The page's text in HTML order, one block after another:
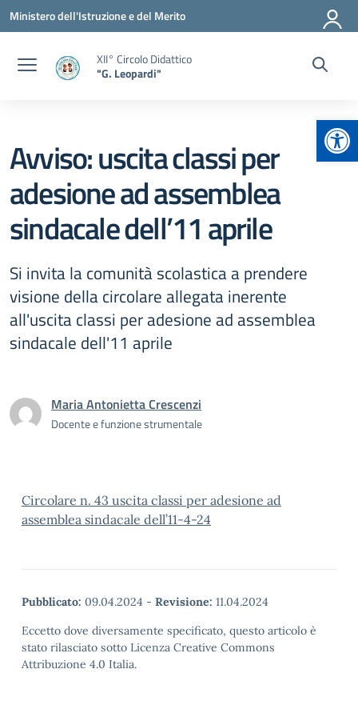
Vai ai contenuti
Vai al menu di navigazione
Vai al footer
Ministero dell'Istruzione e del Merito
XII° Circolo Didattico
"G. Leopardi"
Avviso: uscita classi per
adesione ad assemblea
sindacale dell’11 aprile
Si invita la comunità scolastica a prendere
visione della circolare allegata inerente
all'uscita classi per adesione ad assemblea
sindacale dell'11 aprile
Maria Antonietta Crescenzi
Docente e funzione strumentale
Circolare n. 43 uscita classi per adesione ad
assemblea sindacale dell’11-4-24
Pubblicato: 09.04.2024 - Revisione: 11.04.2024
Eccetto dove diversamente specificato, questo articolo è
stato rilasciato sotto Licenza Creative Commons
Attribuzione 4.0 Italia.